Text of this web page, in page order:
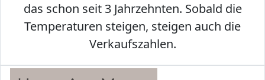
das schon seit 3 Jahrzehnten. Sobald die
Temperaturen steigen, steigen auch die
Verkaufszahlen.